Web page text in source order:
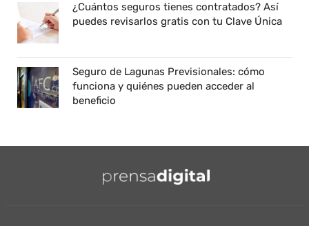
¿Cuántos seguros tienes contratados? Así
puedes revisarlos gratis con tu Clave Única
Seguro de Lagunas Previsionales: cómo
funciona y quiénes pueden acceder al
beneficio